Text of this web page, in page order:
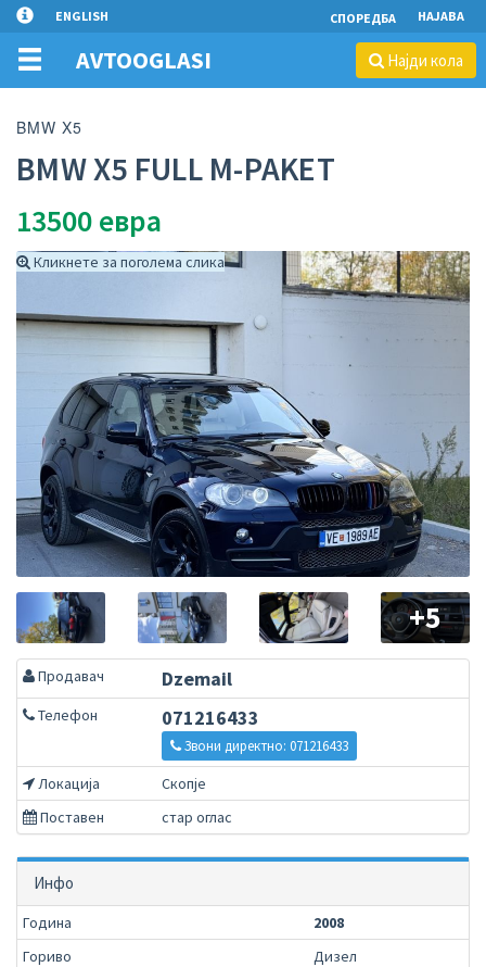
ENGLISH СПОРЕДБА НАЈАВА
AVTOOGLASI Најди кола
BMW X5
BMW X5 FULL M-PAKET
13500евра
Кликнете за поголема слика
+5
Продавач Dzemail
Телефон 071216433
Звони директно: 071216433
Локација
Скопје
Поставен
стар оглас
Инфо
Година
2008
Гориво
Дизел